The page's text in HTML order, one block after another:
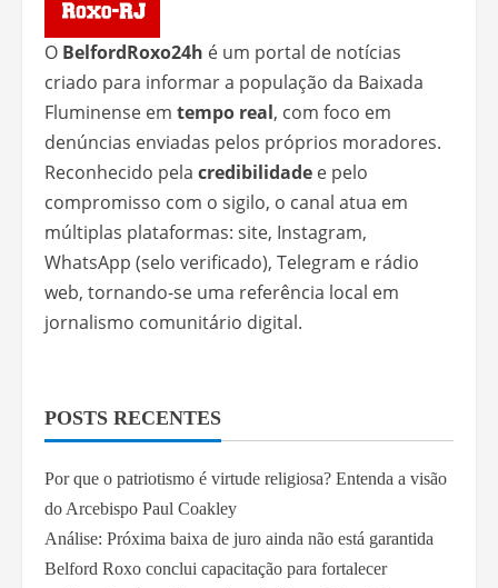
O BelfordRoxo24h é um portal de notícias
criado para informar a população da Baixada
Fluminense em tempo real, com foco em
denúncias enviadas pelos próprios moradores.
Reconhecido pela credibilidade e pelo
compromisso com o sigilo, o canal atua em
múltiplas plataformas: site, Instagram,
WhatsApp (selo verificado), Telegram e rádio
web, tornando-se uma referência local em
jornalismo comunitário digital.
POSTS RECENTES
Por que o patriotismo é virtude religiosa? Entenda a visão
do Arcebispo Paul Coakley
Análise: Próxima baixa de juro ainda não está garantida
Belford Roxo conclui capacitação para fortalecer